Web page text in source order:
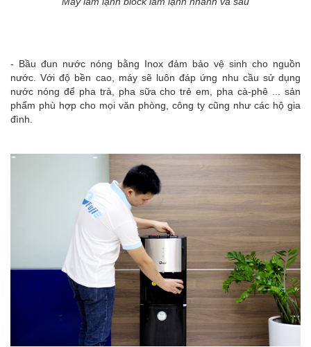
- Bầu đun nước nóng bằng Inox đảm bảo vệ sinh cho nguồn
nước. Với độ bền cao, máy sẽ luôn đáp ứng nhu cầu sử dụng
nước nóng để pha trà, pha sữa cho trẻ em, pha cà-phê ... sản
phẩm phù hợp cho mọi văn phòng, công ty cũng như các hộ gia
đình.